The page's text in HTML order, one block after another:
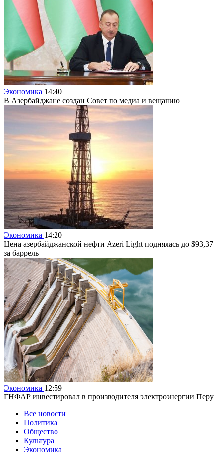
Экономика 14:40
В Азербайджане создан Совет по медиа и вещанию
Экономика 14:20
Цена азербайджанской нефти Azeri Light поднялась до $93,37
за баррель
Экономика 12:59
ГНФАР инвестировал в производителя электроэнергии Перу
Все новости
Политика
Общество
Культура
Экономика